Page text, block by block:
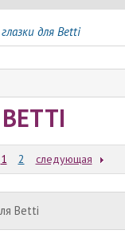
для Betti
1 2 следующая
Betti